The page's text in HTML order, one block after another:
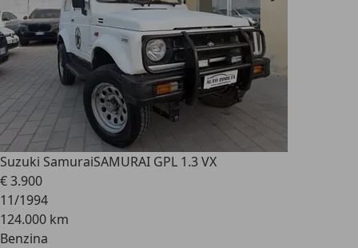
Suzuki SamuraiSAMURAI GPL 1.3 VX
€ 3.900
11/1994
124.000 km
Benzina